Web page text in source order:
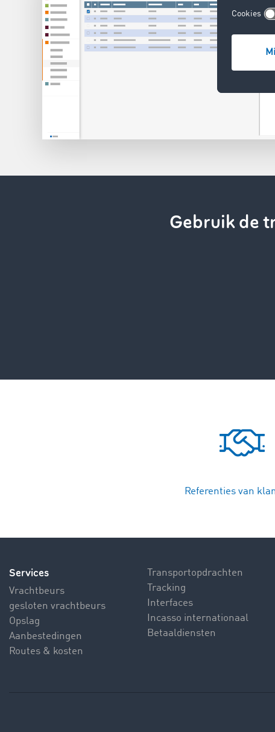
Gebruik de
Referenties van
Services
Vrachtbeurs
gesloten vrachtbeurs
Opslag
Aanbestedingen
Routes & kosten
Transportopdrachten
Tracking
Interfaces
Incasso internationaal
Betaaldiensten